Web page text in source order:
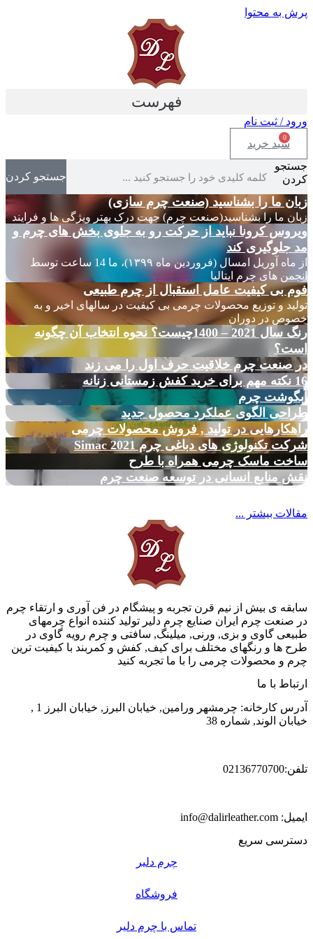
پرش به محتوا
فهرست
ورود / ثبت نام
0
سبد خرید
جستجو
کردن
جستجو کردن
زبان ما را بشناسید (صنعت چرم سازی)
زبان ما را بشناسید(صنعت چرم) جهت درک بهتر ویژگی ها و فرایند
ویروس کرونا نباید از حرکت رو به جلوی بخش های چرم و
مد جلوگیری کند
از ماه آوریل امسال (فروردین ماه ۱۳۹۹)، ما 14 ساعت توسط
انجمن های چرم ایتالیا
فوم بی کیفیت عامل استقبال از چرم طبیعی
تولید و توزیع محصولات چرمی بی کیفیت در سالهای اخیر و به
خصوص در دوران
رنگ سال 2021 – 1400چیست؟ نحوه انتخاب آن چگونه
است؟
در صنعت چرم خلاقیت حرف اول را می زند
16 نکته مهم برای خرید کفش زمستانی زنانه
آبگوشت چرم
طراحی الگوی عملکرد محصول جدید
راهکارهایی در تولید , فروش محصولات چرمی
شرکت تکنولوژی های دباغی چرم Simac 2021
ساخت ماسک چرمی همراه با طرح
نقش منابع انسانی در توسعه صنعت چرم
مقالات بیشتر ...
سابقه ی بیش از نیم قرن تجربه و پیشگام در فن آوری و ارتقاء چرم
در صنعت چرم ایران صنایع چرم دلیر تولید کننده انواع چرمهای
طبیعی گاوی و بزی, ورنی, میلینگ, سافتی و چرم رویه گاوی در
طرح ها و رنگهای مختلف برای کیف, کفش و کمربند با کیفیت ترین
چرم و محصولات چرمی را با ما تجربه کنید
ارتباط با ما
آدرس کارخانه: چرمشهر ورامین, خیابان البرز, خیابان البرز 1 ,
خیابان الوند, شماره 38
تلفن:02136770700
ایمیل: info@dalirleather.com
دسترسی سریع
چرم دلیر
فروشگاه
تماس با چرم دلیر